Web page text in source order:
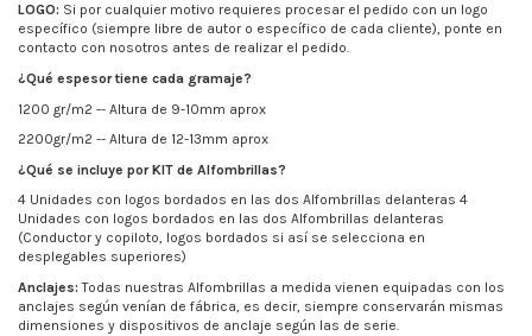
LOGO: Si por cualquier motivo requieres procesar el pedido con un logo
específico (siempre libre de autor o específico de cada cliente), ponte en
contacto con nosotros antes de realizar el pedido.
¿Qué espesor tiene cada gramaje?
1200 gr/m2 -- Altura de 9-10mm aprox
2200gr/m2 -- Altura de 12-13mm aprox
¿Qué se incluye por KIT de Alfombrillas?
4 Unidades con logos bordados en las dos Alfombrillas delanteras 4
Unidades con logos bordados en las dos Alfombrillas delanteras
(Conductor y copiloto, logos bordados si así se selecciona en
desplegables superiores)
Anclajes: Todas nuestras Alfombrillas a medida vienen equipadas con los
anclajes según venían de fábrica, es decir, siempre conservarán mismas
dimensiones y dispositivos de anclaje según las de serie.